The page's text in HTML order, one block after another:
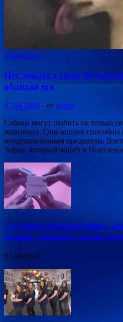
Прикольно
Пёс доказал свою
облизав его
07.04.2019 - от admin
Собаки могут любить не только
животных. Они вполне способны
неодушевлённым предметам.
Зефир, который живёт в
Созданы презервативы,
можно открыть только
07.04.2019